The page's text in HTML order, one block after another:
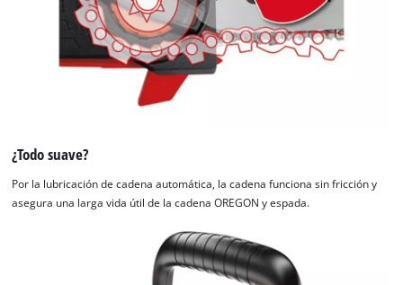
¿Todo suave?
Por la lubricación de cadena automática, la cadena funciona sin fricción y
asegura una larga vida útil de la cadena OREGON y espada.